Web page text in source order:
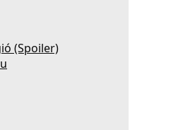
(Spoiler)